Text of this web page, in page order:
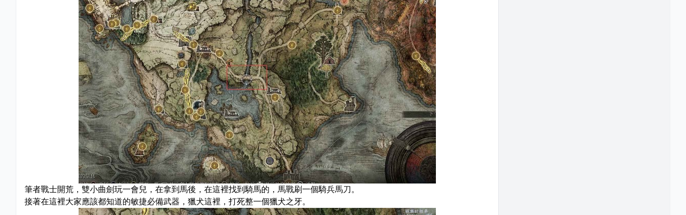
筆者戰士開荒，雙小曲劍玩一會兒，在拿到馬後，在這裡找到騎馬的，馬戰刷一個騎兵馬刀。
接著在這裡大家應該都知道的敏捷必備武器，獵犬這裡，打死整一個獵犬之牙。